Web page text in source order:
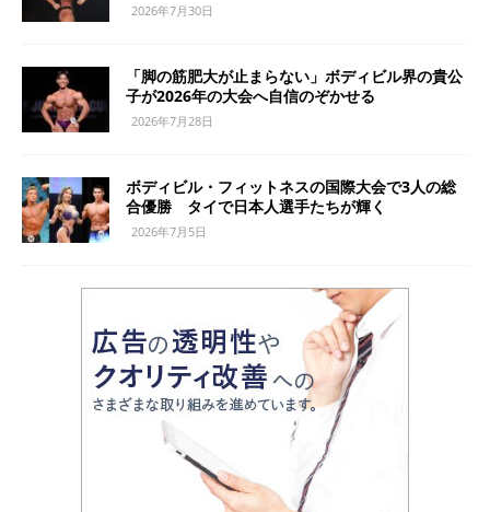
2026年7月30日
「脚の筋肥大が止まらない」ボディビル界の貴公
子が2026年の大会へ自信のぞかせる
2026年7月28日
ボディビル・フィットネスの国際大会で3人の総
合優勝 タイで日本人選手たちが輝く
2026年7月5日